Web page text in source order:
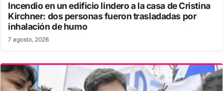
Incendio en un edificio lindero a la casa de Cristina
Kirchner: dos personas fueron trasladadas por
inhalación de humo
7 agosto, 2026